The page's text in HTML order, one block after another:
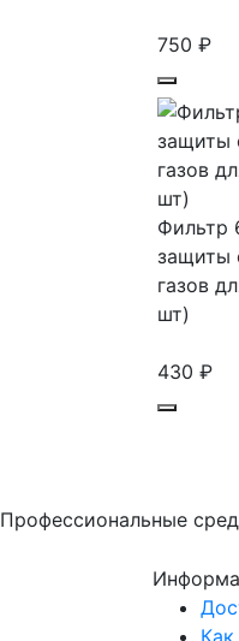
750 ₽
Фильтр
защиты
газов
шт)
430 ₽
Профессиональные
Как